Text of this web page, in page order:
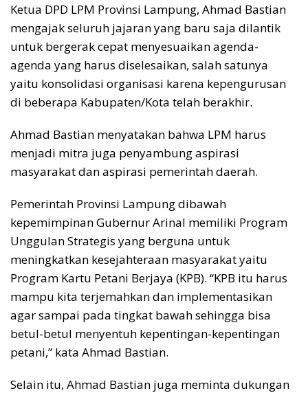
Ketua DPD LPM Provinsi Lampung, Ahmad Bastian
mengajak seluruh jajaran yang baru saja dilantik
untuk bergerak cepat menyesuaikan agenda-
agenda yang harus diselesaikan, salah satunya
yaitu konsolidasi organisasi karena kepengurusan
di beberapa Kabupaten/Kota telah berakhir.
Ahmad Bastian menyatakan bahwa LPM harus
menjadi mitra juga penyambung aspirasi
masyarakat dan aspirasi pemerintah daerah.
Pemerintah Provinsi Lampung dibawah
kepemimpinan Gubernur Arinal memiliki Program
Unggulan Strategis yang berguna untuk
meningkatkan kesejahteraan masyarakat yaitu
Program Kartu Petani Berjaya (KPB). “KPB itu harus
mampu kita terjemahkan dan implementasikan
agar sampai pada tingkat bawah sehingga bisa
betul-betul menyentuh kepentingan-kepentingan
petani,” kata Ahmad Bastian.
Selain itu, Ahmad Bastian juga meminta dukungan